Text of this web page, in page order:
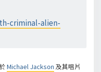
criminal-alien-
Michael Jackson 及其唱片